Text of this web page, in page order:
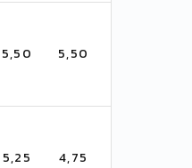
5,50 5,50
5,25 4,75